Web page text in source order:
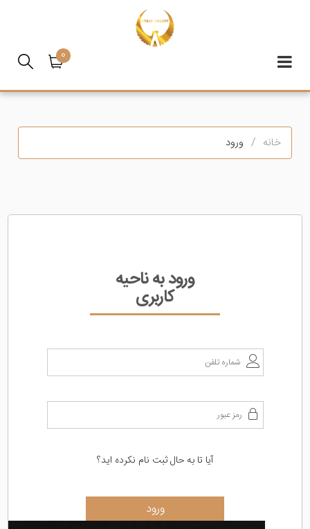
0
خانه ورود
ورود به ناحیه
کاربری
آیا تا به حال ثبت نام نکرده اید؟